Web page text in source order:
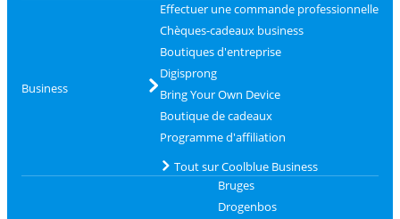
Business
Effectuer une commande professionnelle
Chèques-cadeaux business
Boutiques d'entreprise
Digisprong
Bring Your Own Device
Boutique de cadeaux
Programme d'affiliation
Tout sur Coolblue Business
Bruges
Drogenbos